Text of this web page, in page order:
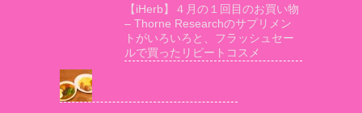
【iHerb】４月の１回目のお買い物
– Thorne Researchのサプリメン
トがいろいろと、フラッシュセー
ルで買ったリピートコスメ